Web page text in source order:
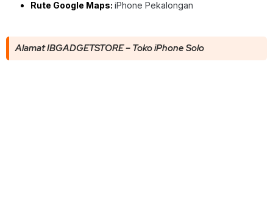
Rute Google Maps: iPhone Pekalongan
Alamat IBGADGETSTORE – Toko iPhone Solo